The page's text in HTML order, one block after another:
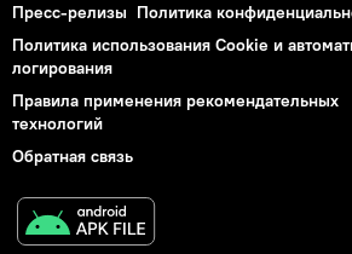
Пресс-релизы Политика
Политика использования Cookie и
логирования
Правила применения рекомендательных
технологий
Обратная связь